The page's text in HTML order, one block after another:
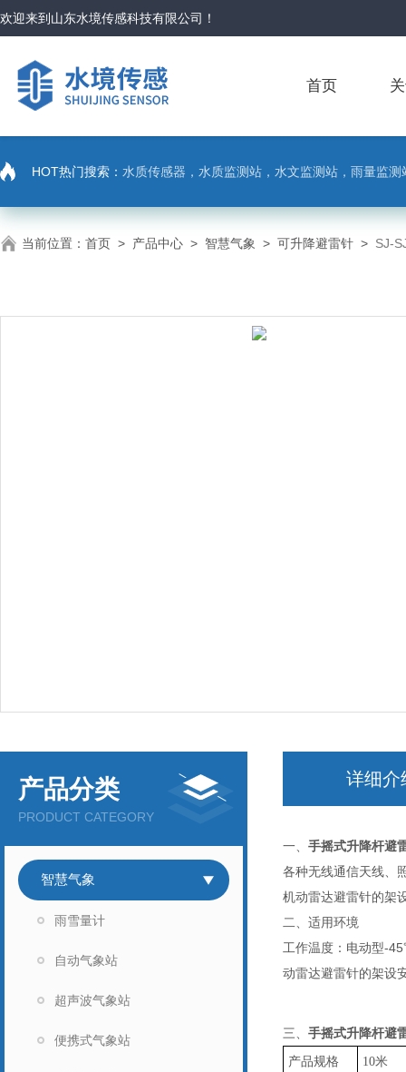
欢迎来到 山东水境传感科技有限公司 ！
首页
HOT热门搜索： 水质传感器，水质监测站，水文监测站，雨量监
当前位置： 首页 > 产品中心 > 智慧气象 > 可升降避雷针 > SJ-
产品分类
PRODUCT CATEGORY
智慧气象
雨雪量计
自动气象站
超声波气象站
便携式气象站
详细介
一、 手摇式升降杆避
各种无线通信天线、
机动雷达避雷针的架
二、适用环境
工作温度：电动型-45
动雷达避雷针的架设
三、 手摇式升降杆避
产品规格 10米